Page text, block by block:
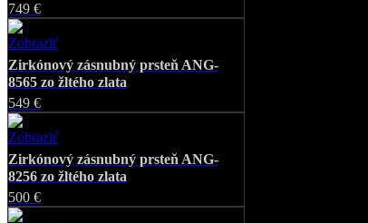
749 €
Zobraziť
Zirkónový zásnubný prsteň ANG-
8565 zo žltého zlata
549 €
Zobraziť
Zirkónový zásnubný prsteň ANG-
8256 zo žltého zlata
500 €